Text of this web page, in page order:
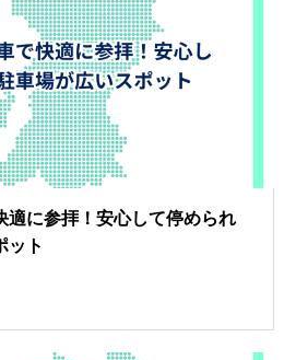
適に参拝！安心して停められ
ット